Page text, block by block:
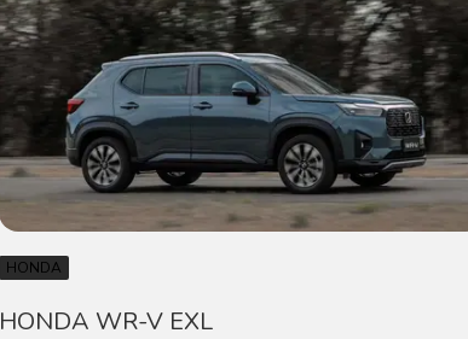
HONDA
HONDA WR-V EXL